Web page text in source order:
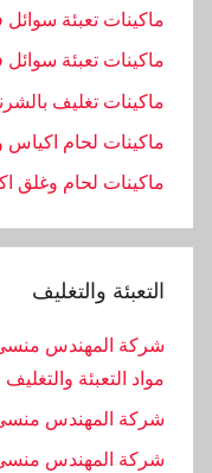
ماكينات تعبئة
ماكينات تعبئة
ماكينات تغليف
ماكينات لحام اكياس
ماكينات لحام وغلق
التعبئة والتغليف
شركة المهندس
مواد التعبئة والتغليف
شركة المهندس منسى
شركة المهندس منسى